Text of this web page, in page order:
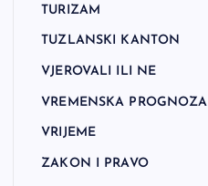
TURIZAM
TUZLANSKI KANTON
VJEROVALI ILI NE
VREMENSKA PROGNOZA
VRIJEME
ZAKON I PRAVO